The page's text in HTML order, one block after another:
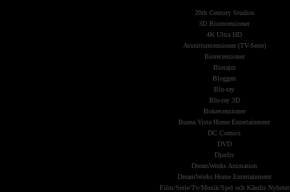
20th Century Studios
3D Biorecensioner
4K Ultra HD
Avsnittsrecensioner (TV-Serie)
Biorecensioner
Biotajm
Bloggen
Blu-ray
Blu-ray 3D
Bokrecensioner
Buena Vista Home Entertainment
DC Comics
DVD
Djurliv
DreamWorks Animation
DreamWorks Home Entertainment
Film/Serie/Tv/Musik/Spel och Kändis Nyheter